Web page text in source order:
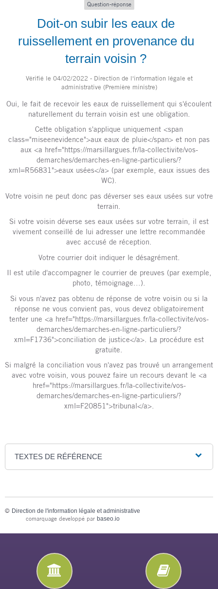
Question-réponse
Doit-on subir les eaux de
ruissellement en provenance du
terrain voisin ?
Vérifié le 04/02/2022 - Direction de l'information légale et
administrative (Première ministre)
Oui, le fait de recevoir les eaux de ruissellement qui s'écoulent
naturellement du terrain voisin est une obligation.
Cette obligation s'applique uniquement <span
class="miseenevidence">aux eaux de pluie</span> et non pas
aux <a href="https://marsillargues.fr/la-collectivite/vos-
demarches/demarches-en-ligne-particuliers/?
xml=R56831">eaux usées</a> (par exemple, eaux issues des
WC).
Votre voisin ne peut donc pas déverser ses eaux usées sur votre
terrain.
Si votre voisin déverse ses eaux usées sur votre terrain, il est
vivement conseillé de lui adresser une lettre recommandée
avec accusé de réception.
Votre courrier doit indiquer le désagrément.
Il est utile d'accompagner le courrier de preuves (par exemple,
photo, témoignage...).
Si vous n'avez pas obtenu de réponse de votre voisin ou si la
réponse ne vous convient pas, vous devez obligatoirement
tenter une <a href="https://marsillargues.fr/la-collectivite/vos-
demarches/demarches-en-ligne-particuliers/?
xml=F1736">conciliation de justice</a>. La procédure est
gratuite.
Si malgré la conciliation vous n'avez pas trouvé un arrangement
avec votre voisin, vous pouvez faire un recours devant le <a
href="https://marsillargues.fr/la-collectivite/vos-
demarches/demarches-en-ligne-particuliers/?
xml=F20851">tribunal</a>.
TEXTES DE RÉFÉRENCE
© Direction de l'information légale et administrative
comarquage developpé par baseo.io